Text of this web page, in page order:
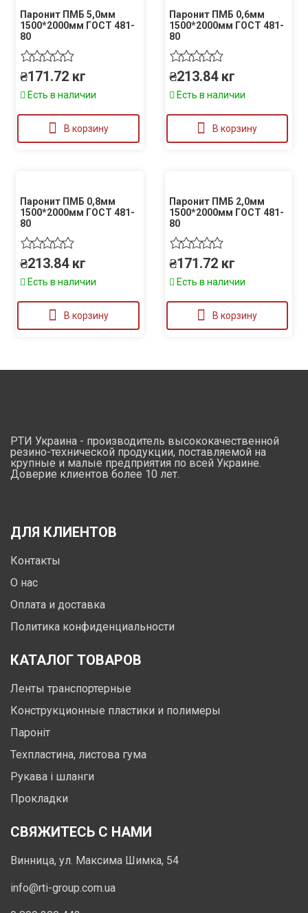
Паронит ПМБ 5,0мм
1500*2000мм ГОСТ 481-
80
₴171.72 кг
Есть в наличии
В корзину
Паронит ПМБ 0,6мм
1500*2000мм ГОСТ 481-
80
₴213.84 кг
Есть в наличии
В корзину
Паронит ПМБ 0,8мм
1500*2000мм ГОСТ 481-
80
₴213.84 кг
Есть в наличии
В корзину
Паронит ПМБ 2,0мм
1500*2000мм ГОСТ 481-
80
₴171.72 кг
Есть в наличии
В корзину
РТИ Украина - производитель высококачественной
резино-технической продукции, поставляемой на
крупные и малые предприятия по всей Украине.
Доверие клиентов более 10 лет.
ДЛЯ КЛИЕНТОВ
Контакты
О нас
Оплата и доставка
Политика конфиденциальности
КАТАЛОГ ТОВАРОВ
Ленты транспортерные
Конструкционные пластики и полимеры
Пароніт
Техпластина, листова гума
Рукава і шланги
Прокладки
СВЯЖИТЕСЬ С НАМИ
Винница, ул. Максима Шимка, 54
info@rti-group.com.ua